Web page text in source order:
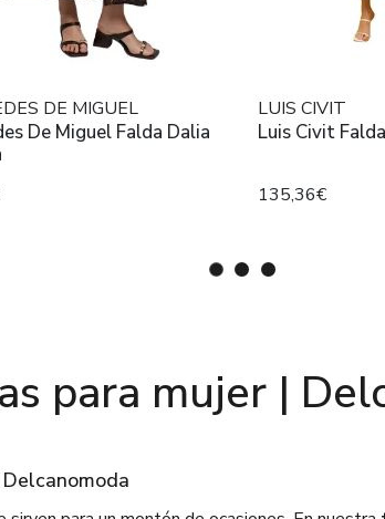
DE MIGUEL
De Miguel Falda Dalia
LUIS CIVIT
Luis Civit
135,36€
para mujer |